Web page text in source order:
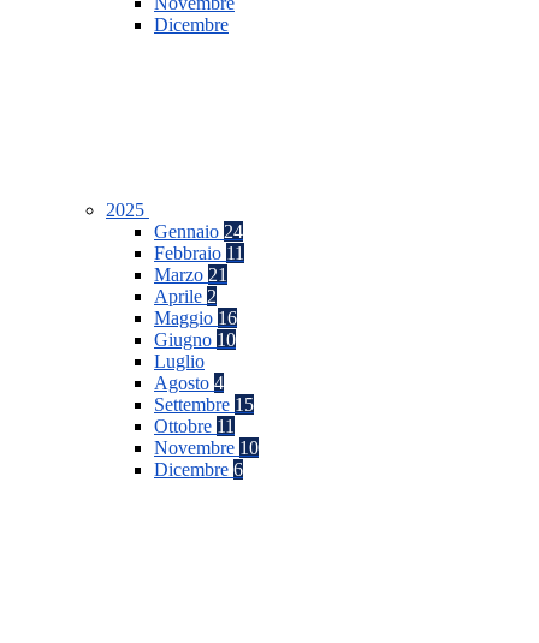
Dicembre
2025
Gennaio 24
Febbraio 11
Marzo 21
Aprile 2
Maggio 16
Giugno 10
Luglio
Agosto 4
Settembre 15
Ottobre 11
Novembre 10
Dicembre 6